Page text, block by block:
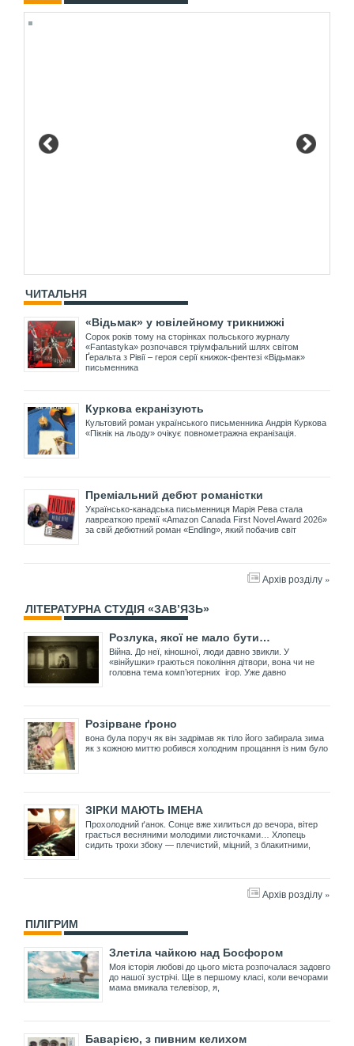
ЧИТАЛЬНЯ
«Відьмак» у ювілейному трикнижжі
Сорок років тому на сторінках польського журналу
«Fantastyka» розпочався тріумфальний шлях світом
Ґеральта з Рівії – героя серії книжок-фентезі «Відьмак»
письменника
Куркова екранізують
Культовий роман українського письменника Андрія Куркова
«Пікнік на льоду» очікує повнометражна екранізація.
Преміальний дебют романістки
Українсько-канадська письменниця Марія Рева стала
лавреаткою премії «Amazon Canada First Novel Award 2026»
за свій дебютний роман «Endling», який побачив світ
Архів розділу »
ЛІТЕРАТУРНА СТУДІЯ «ЗАВ’ЯЗЬ»
Розлука, якої не мало бути…
Війна. До неї, кіношної, люди давно звикли. У
«вінйушки» граються покоління дітвори, вона чи не
головна тема комп’ютерних ігор. Уже давно
Розірване ґроно
вона була поруч як він задрімав як тіло його забирала зима
як з кожною миттю робився холодним прощання із ним було
ЗІРКИ МАЮТЬ ІМЕНА
Прохолодний ґанок. Сонце вже хилиться до вечора, вітер
грається весняними молодими листочками… Хлопець
сидить трохи збоку — плечистий, міцний, з блакитними,
Архів розділу »
ПІЛІГРИМ
Злетіла чайкою над Босфором
Моя історія любові до цього міста розпочалася задовго
до нашої зустрічі. Ще в першому класі, коли вечорами
мама вмикала телевізор, я,
Баварією, з пивним келихом